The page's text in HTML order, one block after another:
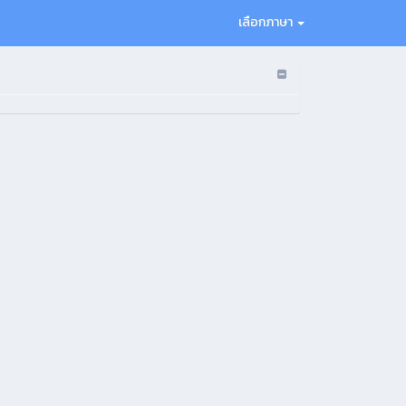
เลือกภาษา